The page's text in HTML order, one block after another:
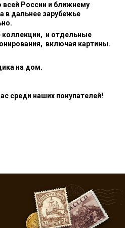
России и ближнему
в дальнее зарубежье
и отдельные
включая картины.
на дом.
среди наших покупателей!